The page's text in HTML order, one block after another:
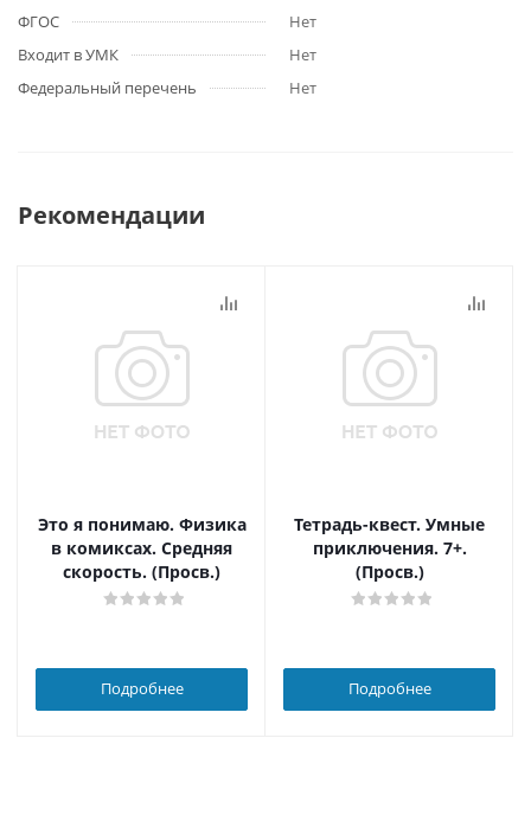
ФГОС
Нет
Входит в УМК
Нет
Федеральный перечень
Нет
Рекомендации
Это я понимаю. Физика
в комиксах. Средняя
скорость. (Просв.)
Подробнее
Тетрадь-квест. Умные
приключения. 7+.
(Просв.)
Подробнее